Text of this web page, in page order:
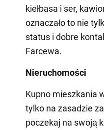
kiełbasa i ser,
oznaczało to nie
status i dobre
Farcewa.
Nieruchomości
Kupno mieszkania
tylko na zasadzie
poczekaj na swoją